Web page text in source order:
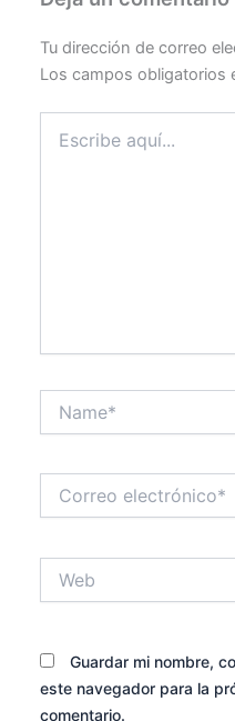
Tu dirección de correo
Los campos obligatorios
aquí...
electrónico*
Guardar mi nombre,
este navegador para la
comentario.